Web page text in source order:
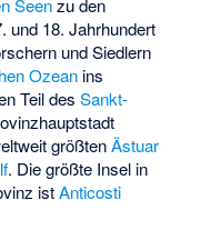
Seenzu den
und 18. Jahrhundert
und Siedlern
Ozean ins
Teil desSankt-
größtenÄstuar
. Die größte Insel in
istAnticosti